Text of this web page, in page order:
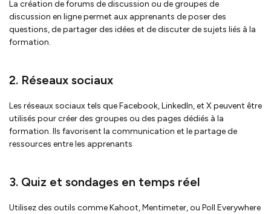
La création de forums de discussion ou de groupes de
discussion en ligne permet aux apprenants de poser des
questions, de partager des idées et de discuter de sujets liés à la
formation.
2. Réseaux sociaux
Les réseaux sociaux tels que Facebook, LinkedIn, et X peuvent être
utilisés pour créer des groupes ou des pages dédiés à la
formation. Ils favorisent la communication et le partage de
ressources entre les apprenants
3. Quiz et sondages en temps réel
Utilisez des outils comme Kahoot, Mentimeter, ou Poll Everywhere